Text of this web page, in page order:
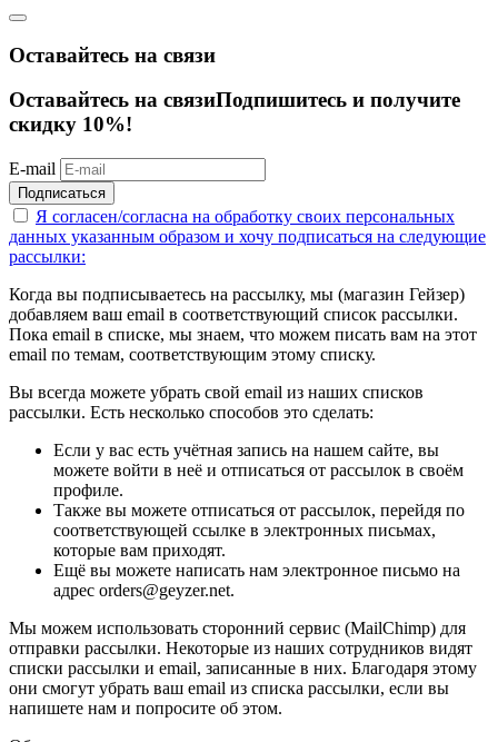
Оставайтесь на связи
Оставайтесь на связиПодпишитесь и получите
скидку 10%!
E-mail
Подписаться
Я согласен/согласна на обработку своих персональных
данных указанным образом и хочу подписаться на следующие
рассылки:
Когда вы подписываетесь на рассылку, мы (магазин Гейзер)
добавляем ваш email в соответствующий список рассылки.
Пока email в списке, мы знаем, что можем писать вам на этот
email по темам, соответствующим этому списку.
Вы всегда можете убрать свой email из наших списков
рассылки. Есть несколько способов это сделать:
Если у вас есть учётная запись на нашем сайте, вы
можете войти в неё и отписаться от рассылок в своём
профиле.
Также вы можете отписаться от рассылок, перейдя по
соответствующей ссылке в электронных письмах,
которые вам приходят.
Ещё вы можете написать нам электронное письмо на
адрес orders@geyzer.net.
Мы можем использовать сторонний сервис (MailChimp) для
отправки рассылки. Некоторые из наших сотрудников видят
списки рассылки и email, записанные в них. Благодаря этому
они смогут убрать ваш email из списка рассылки, если вы
напишете нам и попросите об этом.